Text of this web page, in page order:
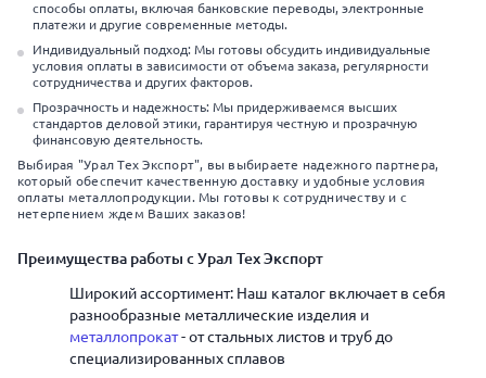
способы оплаты, включая банковские переводы, электронные
платежи и другие современные методы.
Индивидуальный подход: Мы готовы обсудить индивидуальные
условия оплаты в зависимости от объема заказа, регулярности
сотрудничества и других факторов.
Прозрачность и надежность: Мы придерживаемся высших
стандартов деловой этики, гарантируя честную и прозрачную
финансовую деятельность.
Выбирая "Урал Тех Экспорт", вы выбираете надежного партнера,
который обеспечит качественную доставку и удобные условия
оплаты металлопродукции. Мы готовы к сотрудничеству и с
нетерпением ждем Ваших заказов!
Преимущества работы с Урал Тех Экспорт
Широкий ассортимент: Наш каталог включает в себя
разнообразные металлические изделия и
металлопрокат- от стальных листов и труб до
специализированных сплавов